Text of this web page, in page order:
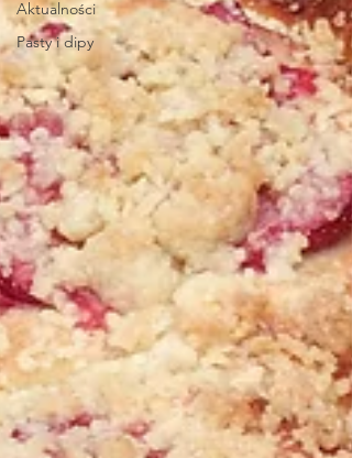
Aktualności
Pasty i dipy